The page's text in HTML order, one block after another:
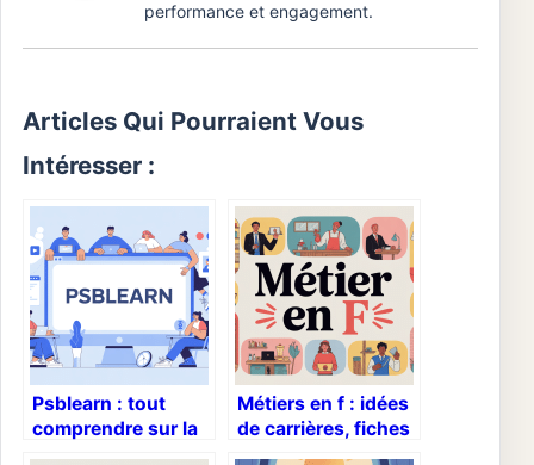
performance et engagement.
Articles Qui Pourraient Vous
Intéresser :
Psblearn : tout
comprendre sur la
Métiers en f : idées
de carrières, fiches